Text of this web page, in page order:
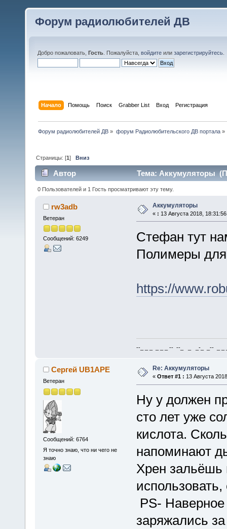
Форум радиолюбителей ДВ
Добро пожаловать, Гость . Пожалуйста, войдите или зарегистрируйтесь
Начало Помощь Поиск Grabber List Вход Регистрация
Форум радиолюбителей ДВ » форум Радиолюбительского ДВ портала»
Страницы: [1]Вниз
Автор Тема: Аккумуляторы
0 Пользователей и 1 Гость просматривают эту тему.
rw3adb
Ветеран
Сообщений: 6249
Аккумуляторы
« : 13 Августа 2018,
Стефан тут
Полимеры для
https://
--_ _ _ _ _ _ -- --_ _ _-_ _-- _ _
Сергей UB1APE
Ветеран
Сообщений: 6764
Я точно знаю, что ни чего не
знаю
Re: Аккумуляторы
« Ответ #1 : 13 Августа
Ну у должен
сто лет уже
кислота.
напоминают
Хрен зальёшь
PS- Наверное
заряжались